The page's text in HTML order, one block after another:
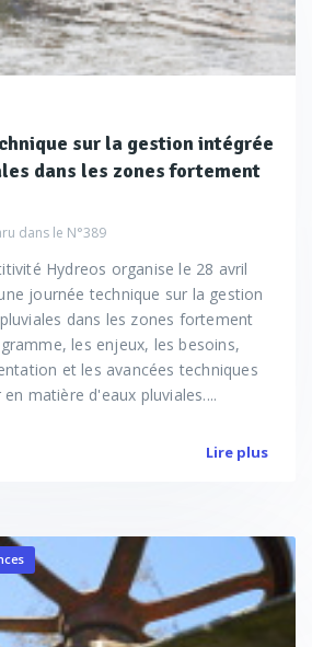
sur la gestion intégrée
dans les zones fortement
dans le N°389
Hydreos organise le 28 avril
journée technique sur la gestion
dans les zones fortement
les enjeux, les besoins,
et les avancées techniques
matière d'eaux pluviales....
Lire plus